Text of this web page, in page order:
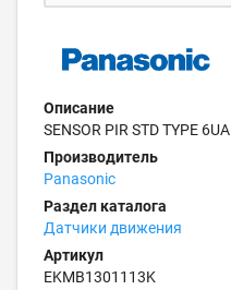
Описание
SENSOR PIR STD TYPE 6UA
Производитель
Panasonic
Раздел каталога
Датчики движения
Артикул
EKMB1301113K